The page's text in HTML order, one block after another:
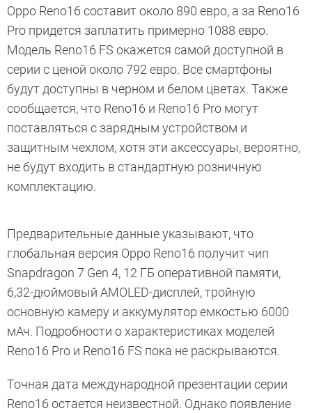
Oppo Reno16 составит около 890 евро, а за Reno16
Pro придется заплатить примерно 1088 евро.
Модель Reno16 FS окажется самой доступной в
серии с ценой около 792 евро. Все смартфоны
будут доступны в черном и белом цветах. Также
сообщается, что Reno16 и Reno16 Pro могут
поставляться с зарядным устройством и
защитным чехлом, хотя эти аксессуары, вероятно,
не будут входить в стандартную розничную
комплектацию.
Предварительные данные указывают, что
глобальная версия Oppo Reno16 получит чип
Snapdragon 7 Gen 4, 12 ГБ оперативной памяти,
6,32-дюймовый AMOLED-дисплей, тройную
основную камеру и аккумулятор емкостью 6000
мАч. Подробности о характеристиках моделей
Reno16 Pro и Reno16 FS пока не раскрываются.
Точная дата международной презентации серии
Reno16 остается неизвестной. Однако появление